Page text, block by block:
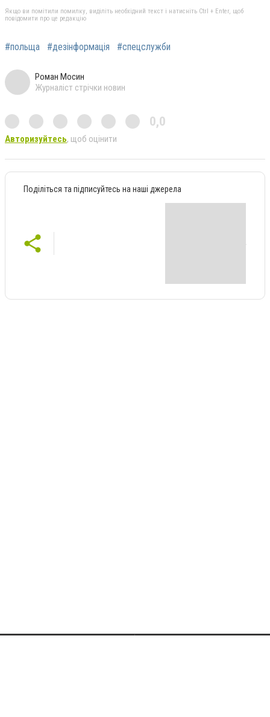
Якщо ви помітили помилку, виділіть необхідний текст і натисніть Ctrl + Enter, щоб
повідомити про це редакцію
#польща #дезінформація #спецслужби
Роман Мосин
Журналіст стрічки новин
0,0
Авторизуйтесь, щоб оцінити
Поділіться та підписуйтесь на наші джерела